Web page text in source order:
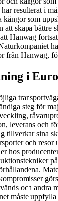
resulterat i
kängor som
att skapa bättre
Hanwag
från Hanwag,
i
steg för
leverans och
tillverkar sina
och resor
hos
och andra
måste uppfylla